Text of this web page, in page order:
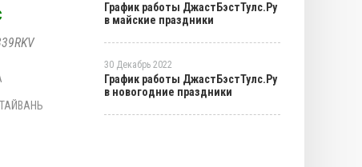
ТАЙВАНЬ
График работы ДжастБэстТулс.Ру
в майские праздники
30 Декабрь 2022
График работы ДжастБэстТулс.Ру
в новогодние праздники